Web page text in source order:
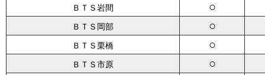
ＢＴＳ岩間 ○
ＢＴＳ岡部 ○
ＢＴＳ栗橋 ○
ＢＴＳ市原 ○